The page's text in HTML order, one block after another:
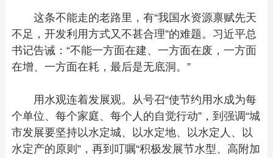
这条不能走的老路里，有“我国水资源禀赋先天
不足，开发利用方式又不甚合理”的难题。习近平总
书记告诫：“不能一方面在建、一方面在废，一方面
在增、一方面在耗，最后是无底洞。”
用水观连着发展观。从号召“使节约用水成为每
个单位、每个家庭、每个人的自觉行动”，到强调“城
市发展要坚持以水定城、以水定地、以水定人、以
水定产的原则”，再到叮嘱“积极发展节水型、高附加